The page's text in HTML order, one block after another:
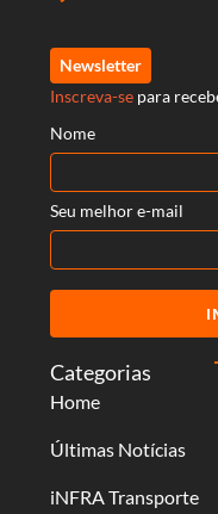
Categorias
Home
Últimas Notícias
iNFRA Transporte
Newsletter
Inscreva-se para
Nome
Seu melhor e-mail